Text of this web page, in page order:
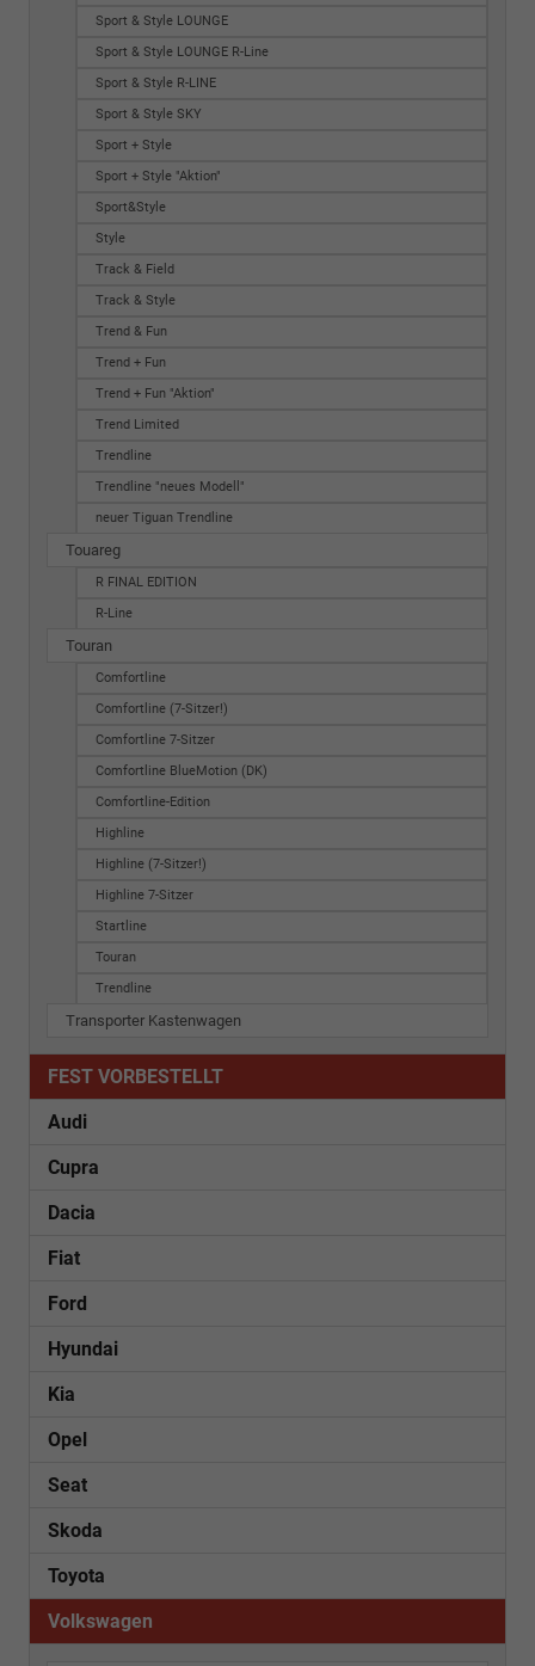
Sport & Style LOUNGE
Sport & Style LOUNGE R-Line
Sport & Style R-LINE
Sport & Style SKY
Sport + Style
Sport + Style "Aktion"
Sport&Style
Style
Track & Field
Track & Style
Trend & Fun
Trend + Fun
Trend + Fun "Aktion"
Trend Limited
Trendline
Trendline "neues Modell"
neuer Tiguan Trendline
Touareg
R FINAL EDITION
R-Line
Touran
Comfortline
Comfortline (7-Sitzer!)
Comfortline 7-Sitzer
Comfortline BlueMotion (DK)
Comfortline-Edition
Highline
Highline (7-Sitzer!)
Highline 7-Sitzer
Startline
Touran
Trendline
Transporter Kastenwagen
FEST VORBESTELLT
Audi
Cupra
Dacia
Fiat
Ford
Hyundai
Kia
Opel
Seat
Skoda
Toyota
Volkswagen